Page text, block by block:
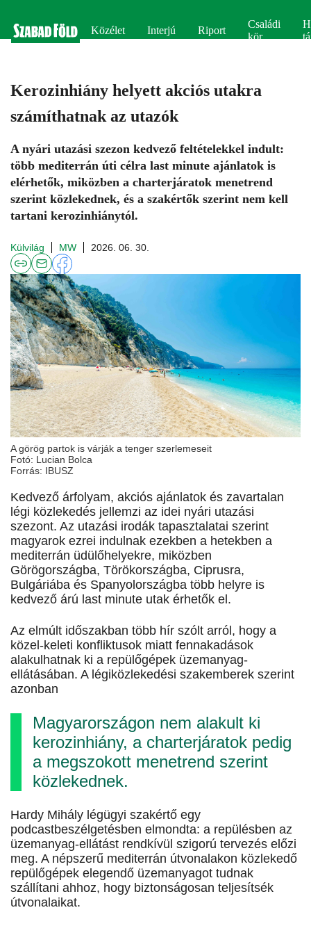
Közélet Interjú Riport
Családi
kör
Kerozinhiány helyett akciós utakra
számíthatnak az utazók
A nyári utazási szezon kedvező feltételekkel indult:
több mediterrán úti célra last minute ajánlatok is
elérhetők, miközben a charterjáratok menetrend
szerint közlekednek, és a szakértők szerint nem kell
tartani kerozinhiánytól.
Külvilág MW 2026. 06. 30.
A görög partok is várják a tenger szerlemeseit
Fotó: Lucian Bolca
Forrás: IBUSZ
Kedvező árfolyam, akciós ajánlatok és zavartalan
légi közlekedés jellemzi az idei nyári utazási
szezont. Az utazási irodák tapasztalatai szerint
magyarok ezrei indulnak ezekben a hetekben a
mediterrán üdülőhelyekre, miközben
Görögországba, Törökországba, Ciprusra,
Bulgáriába és Spanyolországba több helyre is
kedvező árú last minute utak érhetők el.
Az elmúlt időszakban több hír szólt arról, hogy a
közel-keleti konfliktusok miatt fennakadások
alakulhatnak ki a repülőgépek üzemanyag-
ellátásában. A légiközlekedési szakemberek szerint
azonban
Magyarországon nem alakult ki
kerozinhiány, a charterjáratok pedig
a megszokott menetrend szerint
közlekednek.
Hardy Mihály légügyi szakértő egy
podcastbeszélgetésben elmondta: a repülésben az
üzemanyag-ellátást rendkívül szigorú tervezés előzi
meg. A népszerű mediterrán útvonalakon közlekedő
repülőgépek elegendő üzemanyagot tudnak
szállítani ahhoz, hogy biztonságosan teljesítsék
útvonalaikat.